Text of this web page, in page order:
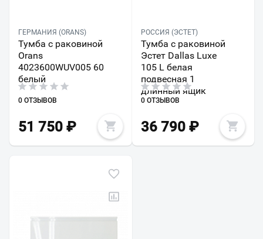
ГЕРМАНИЯ (ORANS)
Тумба с раковиной
Orans
4023600WUV005 60
белый
0 ОТЗЫВОВ
51 750 ₽
РОССИЯ (ЭСТЕТ)
Тумба с раковиной
Эстет Dallas Luxe
105 L белая
подвесная 1
длинный ящик
0 ОТЗЫВОВ
36 790₽